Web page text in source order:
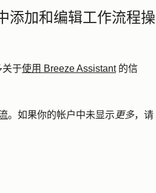
添加和编辑工作流程操
关于使用 Breeze Assistant的信
。如果你的帐户中未显示 更多，请